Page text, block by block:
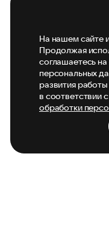
На нашем сайте
Продолжая
соглашаетесь
персональных
развития работы
в соответствии с
обработки